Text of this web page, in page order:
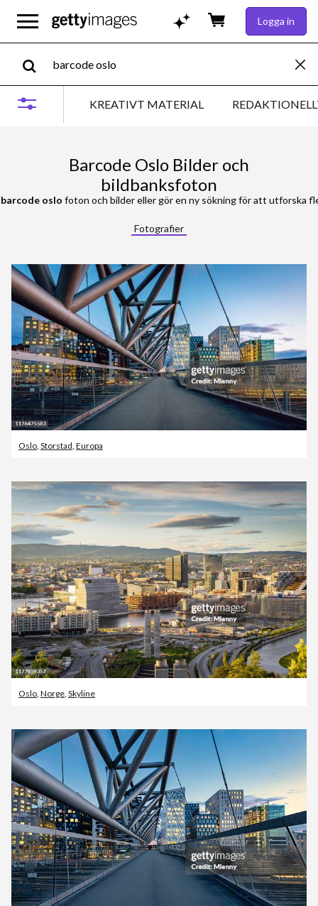
Logga in
KREATIVT MATERIAL
Barcode Oslo Bilder och
bildbanksfoton
barcode oslo foton och bilder eller gör en ny sökning för att utforska
Fotografier
Oslo Storstad Europa
Oslo, Norge, Skyline